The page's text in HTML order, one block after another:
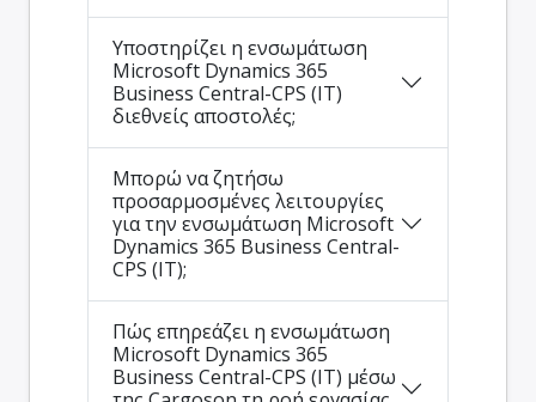
Υποστηρίζει η ενσωμάτωση
Microsoft Dynamics 365
Business Central-CPS (IT)
διεθνείς αποστολές;
Μπορώ να ζητήσω
προσαρμοσμένες λειτουργίες
για την ενσωμάτωση Microsoft
Dynamics 365 Business Central-
CPS (IT);
Πώς επηρεάζει η ενσωμάτωση
Microsoft Dynamics 365
Business Central-CPS (IT) μέσω